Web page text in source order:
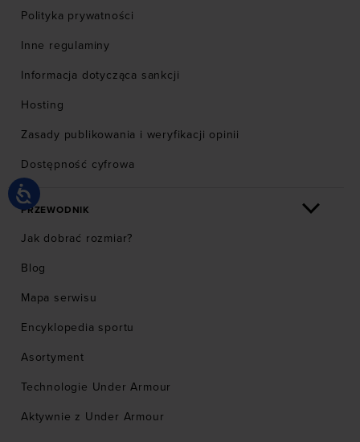
Polityka prywatności
Inne regulaminy
Informacja dotycząca sankcji
Hosting
Zasady publikowania i weryfikacji opinii
Dostępność cyfrowa
PRZEWODNIK
Jak dobrać rozmiar?
Blog
Mapa serwisu
Encyklopedia sportu
Asortyment
Technologie Under Armour
Aktywnie z Under Armour